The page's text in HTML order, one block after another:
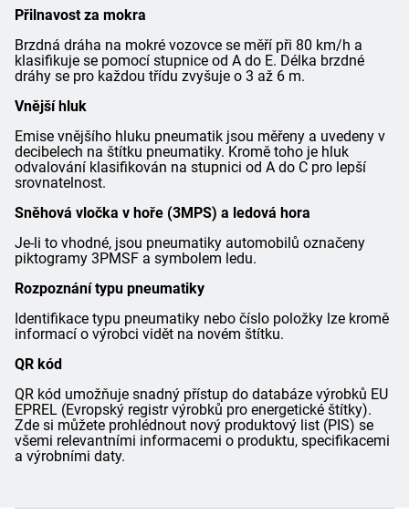
Přilnavost za mokra
Brzdná dráha na mokré vozovce se měří při 80 km/h a
klasifikuje se pomocí stupnice od A do E. Délka brzdné
dráhy se pro každou třídu zvyšuje o 3 až 6 m.
Vnější hluk
Emise vnějšího hluku pneumatik jsou měřeny a uvedeny v
decibelech na štítku pneumatiky. Kromě toho je hluk
odvalování klasifikován na stupnici od A do C pro lepší
srovnatelnost.
Sněhová vločka v hoře (3MPS) a ledová hora
Je-li to vhodné, jsou pneumatiky automobilů označeny
piktogramy 3PMSF a symbolem ledu.
Rozpoznání typu pneumatiky
Identifikace typu pneumatiky nebo číslo položky lze kromě
informací o výrobci vidět na novém štítku.
QR kód
QR kód umožňuje snadný přístup do databáze výrobků EU
EPREL (Evropský registr výrobků pro energetické štítky).
Zde si můžete prohlédnout nový produktový list (PIS) se
všemi relevantními informacemi o produktu, specifikacemi
a výrobními daty.